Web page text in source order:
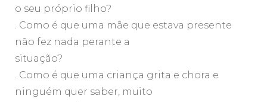
o seu próprio filho?
. Como é que uma mãe que estava presente
não fez nada perante a
situação?
. Como é que uma criança grita e chora e
ninguém quer saber, muito